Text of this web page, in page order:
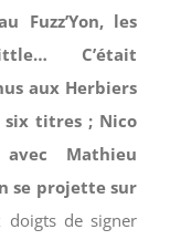
Fuzz’Yon, les
C’était
aux Herbiers
titres ; Nico
Mathieu
se projette sur
doigts de signer